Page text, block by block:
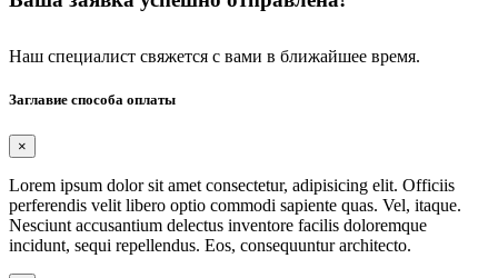
Наш специалист свяжется с вами в ближайшее время.
Заглавие способа оплаты
×
Lorem ipsum dolor sit amet consectetur, adipisicing elit. Officiis
perferendis velit libero optio commodi sapiente quas. Vel, itaque.
Nesciunt accusantium delectus inventore facilis doloremque
incidunt, sequi repellendus. Eos, consequuntur architecto.